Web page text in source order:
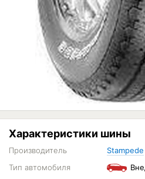
Характеристики шины
Производитель Stampede
Тип автомобиля